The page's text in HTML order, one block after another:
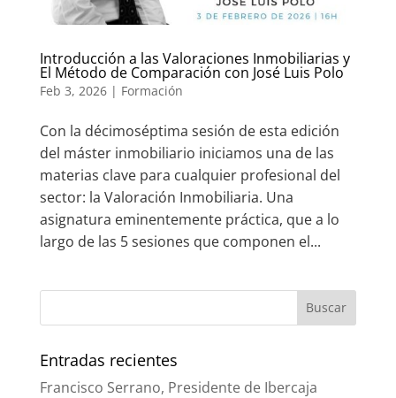
Introducción a las Valoraciones Inmobiliarias y
El Método de Comparación con José Luis Polo
Feb 3, 2026| Formación
Con la décimoséptima sesión de esta edición
del máster inmobiliario iniciamos una de las
materias clave para cualquier profesional del
sector: la Valoración Inmobiliaria. Una
asignatura eminentemente práctica, que a lo
largo de las 5 sesiones que componen el...
Entradas recientes
Francisco Serrano, Presidente de Ibercaja